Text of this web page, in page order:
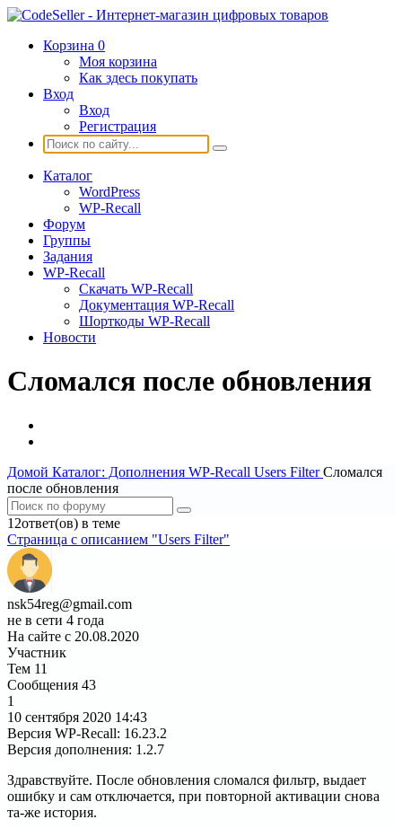
Корзина 0
Моя корзина
Как здесь покупать
Вход
Вход
Регистрация
Каталог
WordPress
WP-Recall
Форум
Группы
Задания
WP-Recall
Скачать WP-Recall
Документация WP-Recall
Шорткоды WP-Recall
Новости
Сломался после обновления
Домой Каталог: Дополнения WP-Recall Users Filter Сломался
после обновления
12ответ(ов) в теме
Страница c описанием "Users Filter"
nsk54reg@gmail.com
не в сети 4 года
На сайте с 20.08.2020
Участник
Тем 11
Сообщения 43
1
10 сентября 2020 14:43
Версия WP-Recall: 16.23.2
Версия дополнения: 1.2.7
Здравствуйте. После обновления сломался фильтр, выдает
ошибку и сам отключается, при повторной активации снова
та-же история.